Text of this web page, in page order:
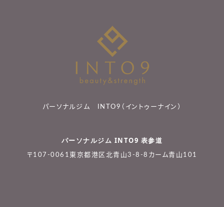
パーソナルジム INTO9（イントゥーナイン）
パーソナルジム INTO9 表参道
〒107-0061東京都港区北青山3-8-8カーム青山101